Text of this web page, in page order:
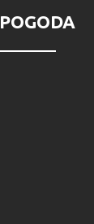
POGODA